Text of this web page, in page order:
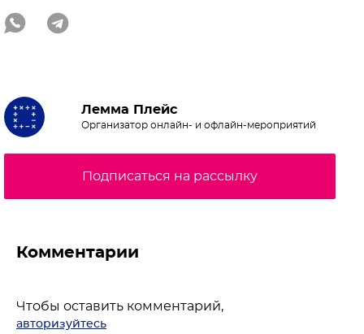
Лемма Плейс
Организатор онлайн- и офлайн-мероприятий
Подписаться на рассылку
Комментарии
Чтобы оставить комментарий,
авторизуйтесь